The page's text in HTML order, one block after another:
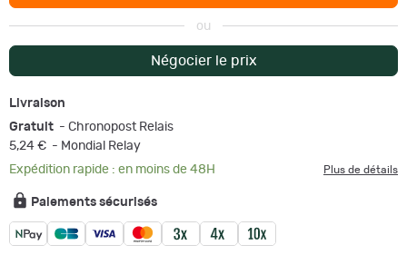
ou
Négocier le prix
Livraison
Gratuit - Chronopost Relais
5,24 € - Mondial Relay
Expédition rapide : en moins de 48H
Plus de détails
Paiements sécurisés